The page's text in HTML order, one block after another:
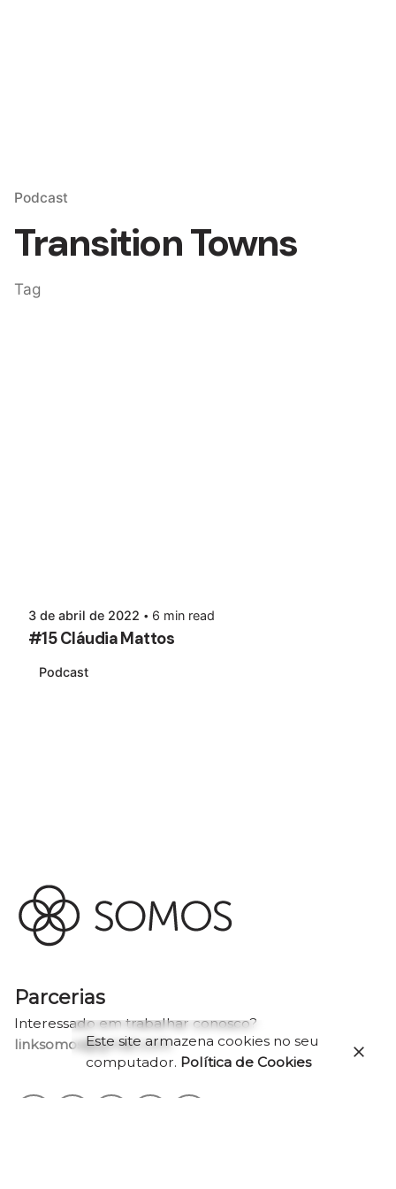
Podcast
Transition Towns
Tag
3 de abril de 2022 6 min read
#15 Cláudia Mattos
Podcast
Parcerias
Interessado em trabalhar conosco?
linksomos@gmail.com
Este site armazena cookies no seu
computador. Política de Cookies